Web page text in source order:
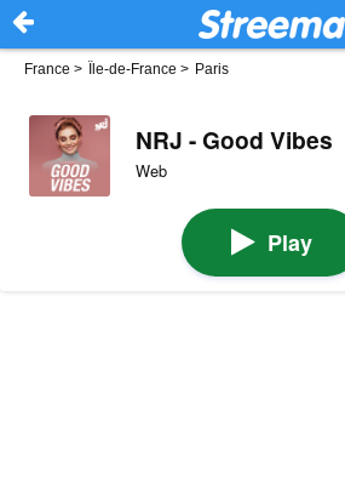
France > Île-de-France > Paris
NRJ - Good Vibes
Web
Play